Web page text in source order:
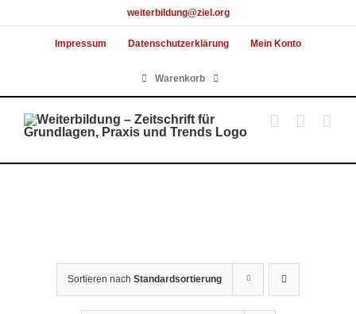
to
weiterbildung@ziel.org
Impressum Datenschutzerklärung Mein Konto
Warenkorb
Sortieren nach Standardsortierung